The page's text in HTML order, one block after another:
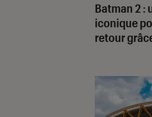
Batman 2:
iconique
retour